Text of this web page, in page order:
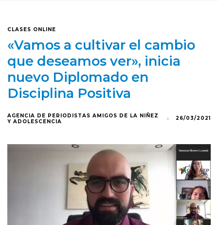
CLASES ONLINE
«Vamos a cultivar el cambio
que deseamos ver», inicia
nuevo Diplomado en
Disciplina Positiva
AGENCIA DE PERIODISTAS AMIGOS DE LA NIÑEZ
Y ADOLESCENCIA
26/03/2021